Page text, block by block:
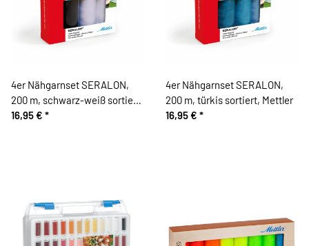
4er Nähgarnset SERALON,
200 m, schwarz-weiß sortiert,
Mettler
16,95 € *
4er Nähgarnset SERALON,
200 m, türkis sortiert, Mettler
16,95 € *